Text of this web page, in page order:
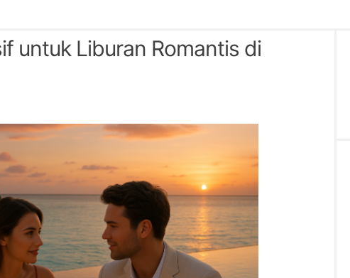
untuk Liburan Romantis di